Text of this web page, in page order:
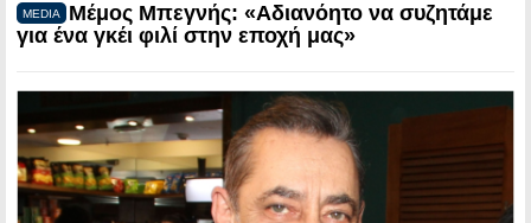
MEDIA
Μέμος Μπεγνής: «Αδιανόητο να συζητάμε
για ένα γκέι φιλί στην εποχή μας»